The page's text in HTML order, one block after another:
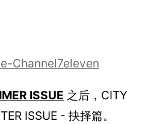
Channel7eleven
ISSUE 之后，CITY
ISSUE - 抉择篇。